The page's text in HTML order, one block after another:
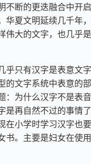
不断的更迭融合中开
华夏文明延续几千年
伟大的文字，也几乎
只有汉字是表意文字
的文字系统中表意的
：为什么汉字不是表
是再自然不过的事情
在小学时学习汉字也
。主要是妇女在使